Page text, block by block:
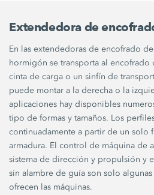
Extendedora de
En las extendedoras de encofrado
hormigón se transporta al encofrado
cinta de carga o un sinfín de
puede montar a la derecha o la
aplicaciones hay disponibles
tipo de formas y tamaños. Los
continuadamente a partir de un solo
armadura. El control de máquina de
sistema de dirección y propulsión y
sin alambre de guía son solo
ofrecen las máquinas.